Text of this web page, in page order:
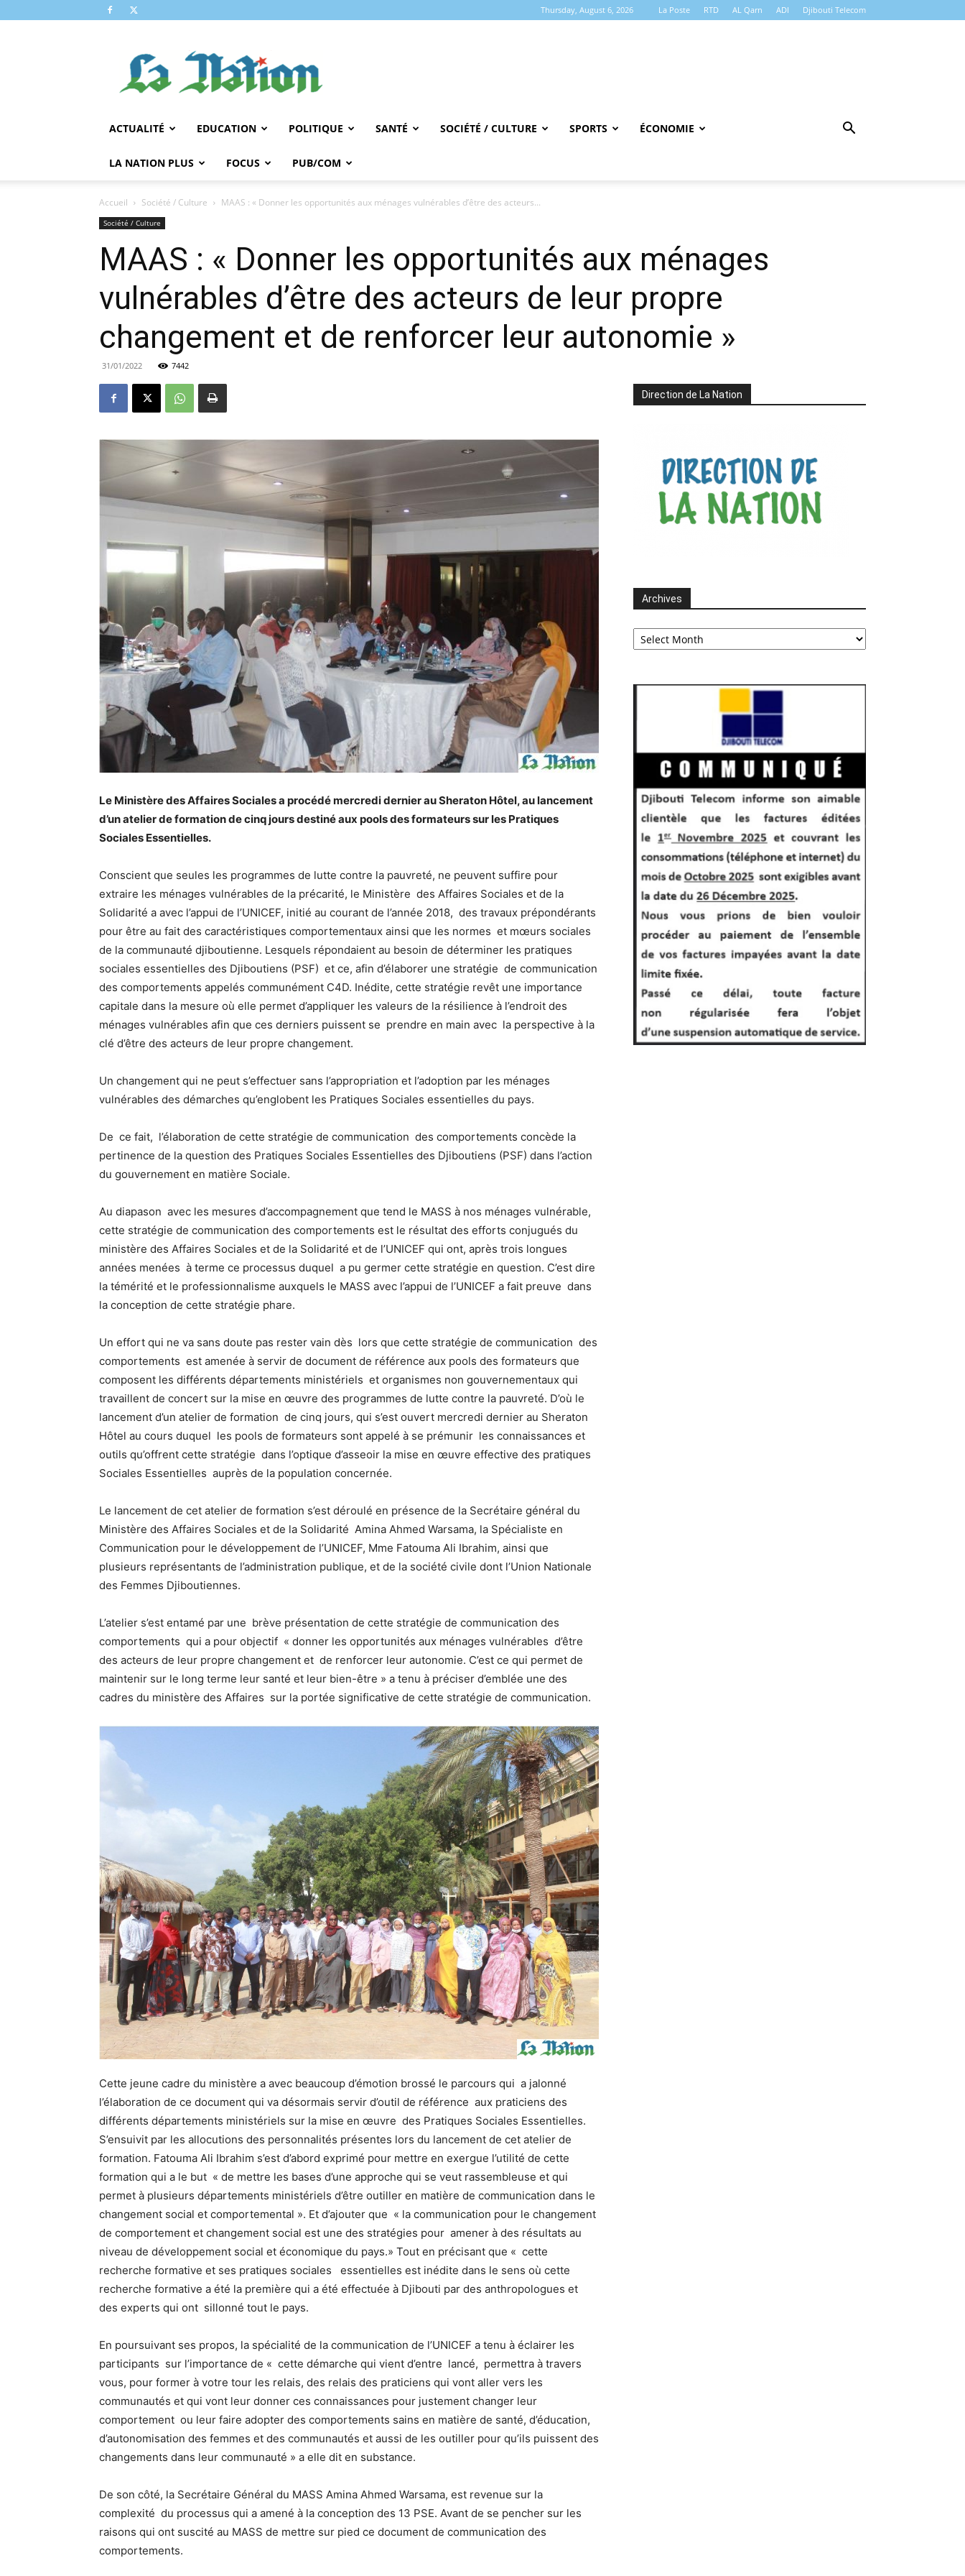
Thursday, August 6, 2026 La Poste RTD AL Qarn ADI Djibouti Telecom
NATION
ACTUALITÉ EDUCATION POLITIQUE SANTÉ SOCIÉTÉ / CULTURE SPORTS ÉCONOMIE
LA NATION PLUS FOCUS PUB/COM
Accueil Société / Culture MAAS : « Donner les opportunités aux ménages vulnérables d’être des acteurs...
Société / Culture
MAAS : « Donner les opportunités aux ménages
vulnérables d’être des acteurs de leur propre
changement et de renforcer leur autonomie »
31/01/2022 7442
Le Ministère des Affaires Sociales a procédé mercredi dernier au Sheraton Hôtel, au lancement
d’un atelier de formation de cinq jours destiné aux pools des formateurs sur les Pratiques
Sociales Essentielles.
Conscient que seules les programmes de lutte contre la pauvreté, ne peuvent suffire pour
extraire les ménages vulnérables de la précarité, le Ministère des Affaires Sociales et de la
Solidarité a avec l’appui de l’UNICEF, initié au courant de l’année 2018, des travaux prépondérants
pour être au fait des caractéristiques comportementaux ainsi que les normes et mœurs sociales
de la communauté djiboutienne. Lesquels répondaient au besoin de déterminer les pratiques
sociales essentielles des Djiboutiens (PSF) et ce, afin d’élaborer une stratégie de communication
des comportements appelés communément C4D. Inédite, cette stratégie revêt une importance
capitale dans la mesure où elle permet d’appliquer les valeurs de la résilience à l’endroit des
ménages vulnérables afin que ces derniers puissent se prendre en main avec la perspective à la
clé d’être des acteurs de leur propre changement.
Un changement qui ne peut s’effectuer sans l’appropriation et l’adoption par les ménages
vulnérables des démarches qu’englobent les Pratiques Sociales essentielles du pays.
De ce fait, l’élaboration de cette stratégie de communication des comportements concède la
pertinence de la question des Pratiques Sociales Essentielles des Djiboutiens (PSF) dans l’action
du gouvernement en matière Sociale.
Au diapason avec les mesures d’accompagnement que tend le MASS à nos ménages vulnérable,
cette stratégie de communication des comportements est le résultat des efforts conjugués du
ministère des Affaires Sociales et de la Solidarité et de l’UNICEF qui ont, après trois longues
années menées à terme ce processus duquel a pu germer cette stratégie en question. C’est dire
la témérité et le professionnalisme auxquels le MASS avec l’appui de l’UNICEF a fait preuve dans
la conception de cette stratégie phare.
Un effort qui ne va sans doute pas rester vain dès lors que cette stratégie de communication des
comportements est amenée à servir de document de référence aux pools des formateurs que
composent les différents départements ministériels et organismes non gouvernementaux qui
travaillent de concert sur la mise en œuvre des programmes de lutte contre la pauvreté. D’où le
lancement d’un atelier de formation de cinq jours, qui s’est ouvert mercredi dernier au Sheraton
Hôtel au cours duquel les pools de formateurs sont appelé à se prémunir les connaissances et
outils qu’offrent cette stratégie dans l’optique d’asseoir la mise en œuvre effective des pratiques
Sociales Essentielles auprès de la population concernée.
Le lancement de cet atelier de formation s’est déroulé en présence de la Secrétaire général du
Ministère des Affaires Sociales et de la Solidarité Amina Ahmed Warsama, la Spécialiste en
Communication pour le développement de l’UNICEF, Mme Fatouma Ali Ibrahim, ainsi que
plusieurs représentants de l’administration publique, et de la société civile dont l’Union Nationale
des Femmes Djiboutiennes.
L’atelier s’est entamé par une brève présentation de cette stratégie de communication des
comportements qui a pour objectif « donner les opportunités aux ménages vulnérables d’être
des acteurs de leur propre changement et de renforcer leur autonomie. C’est ce qui permet de
maintenir sur le long terme leur santé et leur bien-être » a tenu à préciser d’emblée une des
cadres du ministère des Affaires sur la portée significative de cette stratégie de communication.
Cette jeune cadre du ministère a avec beaucoup d’émotion brossé le parcours qui a jalonné
l’élaboration de ce document qui va désormais servir d’outil de référence aux praticiens des
différents départements ministériels sur la mise en œuvre des Pratiques Sociales Essentielles.
S’ensuivit par les allocutions des personnalités présentes lors du lancement de cet atelier de
formation. Fatouma Ali Ibrahim s’est d’abord exprimé pour mettre en exergue l’utilité de cette
formation qui a le but « de mettre les bases d’une approche qui se veut rassembleuse et qui
permet à plusieurs départements ministériels d’être outiller en matière de communication dans le
changement social et comportemental ». Et d’ajouter que « la communication pour le changement
de comportement et changement social est une des stratégies pour amener à des résultats au
niveau de développement social et économique du pays.» Tout en précisant que « cette
recherche formative et ses pratiques sociales essentielles est inédite dans le sens où cette
recherche formative a été la première qui a été effectuée à Djibouti par des anthropologues et
des experts qui ont sillonné tout le pays.
En poursuivant ses propos, la spécialité de la communication de l’UNICEF a tenu à éclairer les
participants sur l’importance de « cette démarche qui vient d’entre lancé, permettra à travers
vous, pour former à votre tour les relais, des relais des praticiens qui vont aller vers les
communautés et qui vont leur donner ces connaissances pour justement changer leur
comportement ou leur faire adopter des comportements sains en matière de santé, d’éducation,
d’autonomisation des femmes et des communautés et aussi de les outiller pour qu’ils puissent des
changements dans leur communauté » a elle dit en substance.
De son côté, la Secrétaire Général du MASS Amina Ahmed Warsama, est revenue sur la
complexité du processus qui a amené à la conception des 13 PSE. Avant de se pencher sur les
raisons qui ont suscité au MASS de mettre sur pied ce document de communication des
comportements.
Direction de La Nation
Archives
Archives